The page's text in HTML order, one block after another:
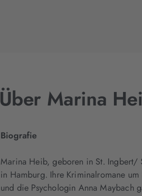
Über Marina
Biografie
Marina Heib, geboren in St. Ingbert/
in Hamburg. Ihre Kriminalromane
und die Psychologin Anna Maybach